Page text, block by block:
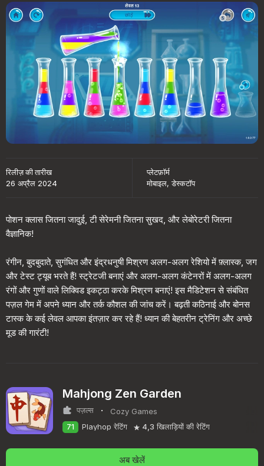
रिलीज़ की तारीख
26 अप्रैल 2024
प्लेटफ़ॉर्म
मोबाइल, डेस्कटॉप
पोशन क्लास जितना जादुई, टी सेरेमनी जितना सुखद, और लेबोरेटरी जितना
वैज्ञानिक!
रंगीन, बुदबुदाते, सुगंधित और इंद्रधनुषी मिश्रण अलग-अलग रेशियो में फ़्लास्क, जग
और टेस्ट ट्यूब भरते हैं! स्ट्रेटजी बनाएं और अलग-अलग कंटेनरों में अलग-अलग
रंगों और गुणों वाले लिक्विड इकट्ठा करके मिश्रण बनाएं! इस मैडिटेशन से संबंधित
पज़ल गेम में अपने ध्यान और तर्क कौशल की जांच करें। बढ़ती कठिनाई और बोनस
टास्क के कई लेवल आपका इंतज़ार कर रहे हैं! ध्यान की बेहतरीन ट्रेनिंग और अच्छे
मूड की गारंटी!
Mahjong Zen Garden
पज़ल्स ·
Cozy Games
71
Playhop रेटिंग 4,3 खिलाड़ियों की रेटिंग
अब खेलें